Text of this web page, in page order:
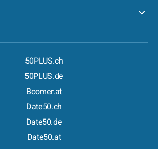
50PLUS.ch
50PLUS.de
Boomer.at
Date50.ch
Date50.de
Date50.at